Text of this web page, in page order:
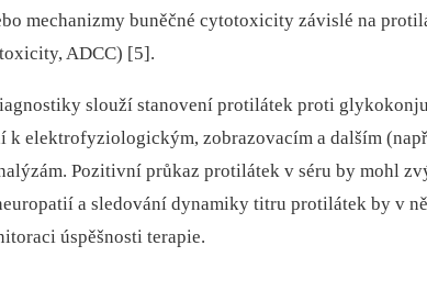
mechanizmy buněčné cytotoxicity závislé na
ADCC) [5].
slouží stanovení protilátek proti
k elektrofyziologickým, zobrazovacím a dalším
Pozitivní průkaz protilátek v séru by mohl
a sledování dynamiky titru protilátek by v
úspěšnosti terapie.